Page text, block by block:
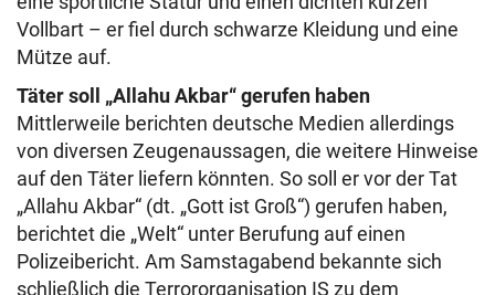
Vollbart – er fiel durch schwarze Kleidung und eine
Mütze auf.
Täter soll „Allahu Akbar“ gerufen haben
Mittlerweile berichten deutsche Medien allerdings
von diversen Zeugenaussagen, die weitere Hinweise
auf den Täter liefern könnten. So soll er vor der Tat
„Allahu Akbar“ (dt. „Gott ist Groß“) gerufen haben,
berichtet die „Welt“ unter Berufung auf einen
Polizeibericht. Am Samstagabend bekannte sich
schließlich die Terrororganisation IS zu dem